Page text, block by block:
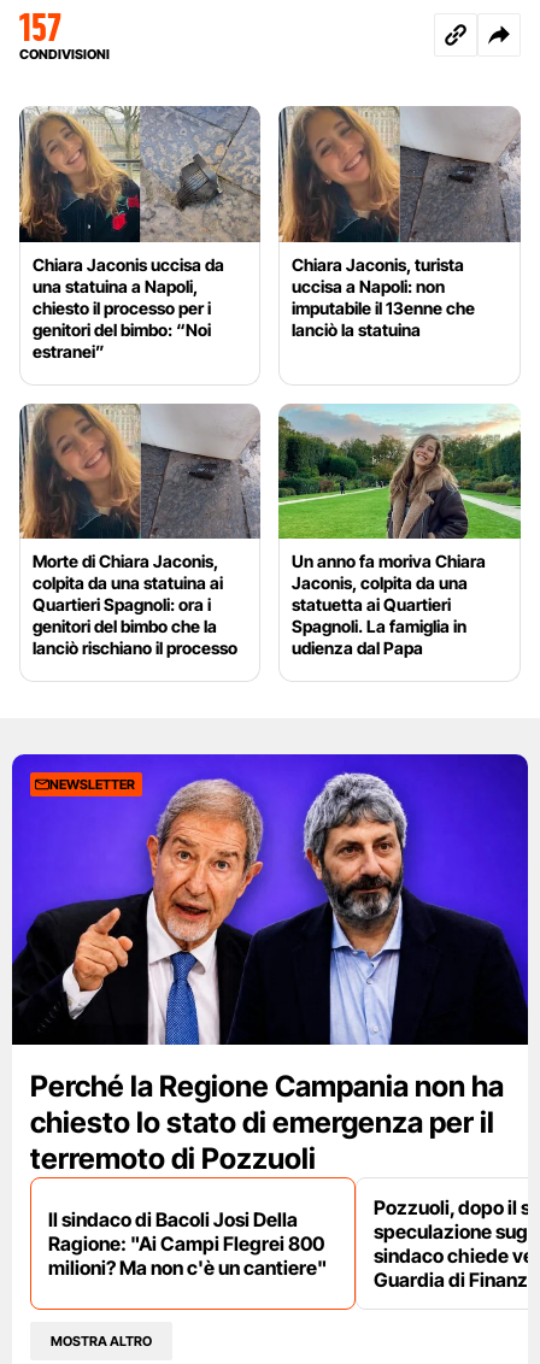
157
CONDIVISIONI
Chiara Jaconis uccisa da
una statuina a Napoli,
chiesto il processo per i
genitori del bimbo: “Noi
estranei”
Chiara Jaconis, turista
uccisa a Napoli: non
imputabile il 13enne che
lanciò la statuina
Morte di Chiara Jaconis,
colpita da una statuina ai
Quartieri Spagnoli: ora i
genitori del bimbo che la
lanciò rischiano il processo
Un anno fa moriva Chiara
Jaconis, colpita da una
statuetta ai Quartieri
Spagnoli. La famiglia in
udienza dal Papa
NEWSLETTER
Perché la Regione Campania non ha
chiesto lo stato di emergenza per il
terremoto di Pozzuoli
Il sindaco di Bacoli Josi Della
Ragione: "Ai Campi Flegrei 800
milioni? Ma non c'è un cantiere"
Pozzuoli, dopo il
speculazione
sindaco chiede
Guardia di Finanza
MOSTRA ALTRO